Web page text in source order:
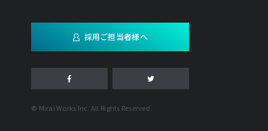
採用ご担当者様へ
© Mirai Works Inc. All Rights Reserved.